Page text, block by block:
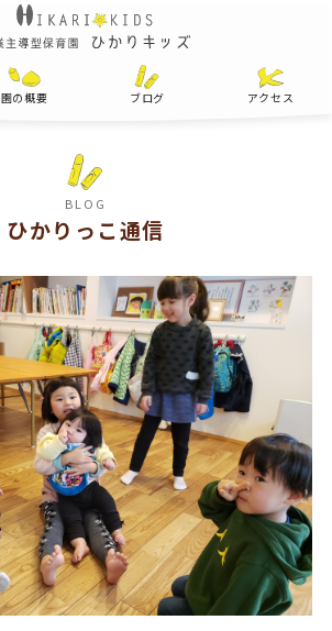
園の概要 ブログ アクセス
BLOG
ひかりっこ通信